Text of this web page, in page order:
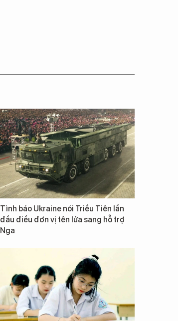
Tình báo Ukraine nói Triều Tiên lần
đầu điều đơn vị tên lửa sang hỗ trợ
Nga